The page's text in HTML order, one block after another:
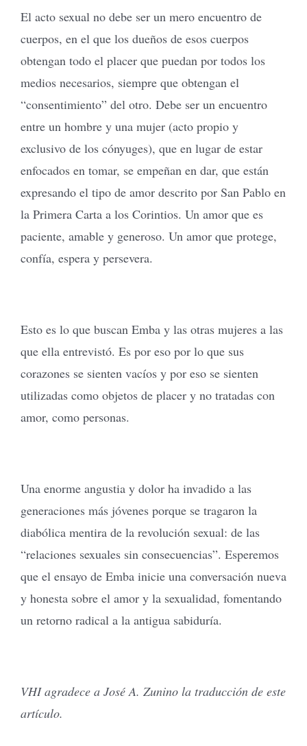
El acto sexual no debe ser un mero encuentro de
cuerpos, en el que los dueños de esos cuerpos
obtengan todo el placer que puedan por todos los
medios necesarios, siempre que obtengan el
“consentimiento” del otro. Debe ser un encuentro
entre un hombre y una mujer (acto propio y
exclusivo de los cónyuges), que en lugar de estar
enfocados en tomar, se empeñan en dar, que están
expresando el tipo de amor descrito por San Pablo en
la Primera Carta a los Corintios. Un amor que es
paciente, amable y generoso. Un amor que protege,
confía, espera y persevera.
Esto es lo que buscan Emba y las otras mujeres a las
que ella entrevistó. Es por eso por lo que sus
corazones se sienten vacíos y por eso se sienten
utilizadas como objetos de placer y no tratadas con
amor, como personas.
Una enorme angustia y dolor ha invadido a las
generaciones más jóvenes porque se tragaron la
diabólica mentira de la revolución sexual: de las
“relaciones sexuales sin consecuencias”. Esperemos
que el ensayo de Emba inicie una conversación nueva
y honesta sobre el amor y la sexualidad, fomentando
un retorno radical a la antigua sabiduría.
VHI agradece a José A. Zunino la traducción de este
artículo.